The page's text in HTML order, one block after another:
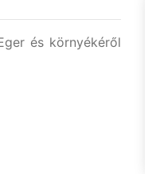
és környékéről